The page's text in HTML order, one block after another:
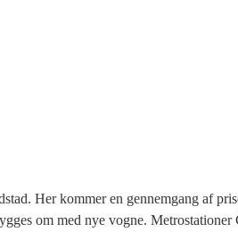
Her kommer en gennemgang af
om med nye vogne. Metrostationer